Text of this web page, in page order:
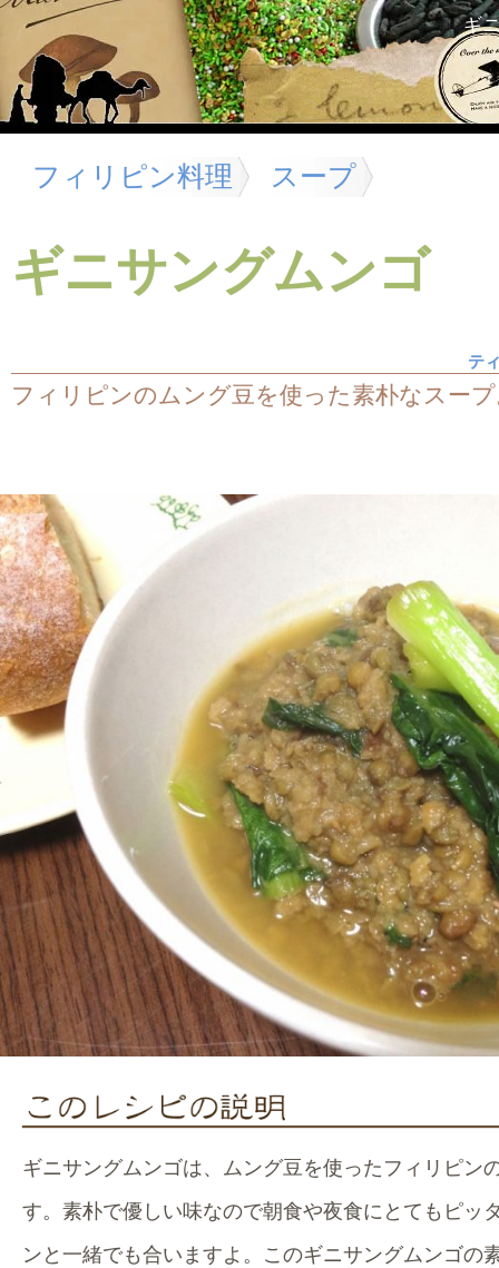
ギ
フィリピン料理 スープ
ギニサングムンゴ
テ
フィリピンのムング豆を使った素朴なスー
ギニサングムンゴは、ムング豆を使ったフィリピン
す。素朴で優しい味なので朝食や夜食にとてもピッ
ンと一緒でも合いますよ。このギニサングムンゴの